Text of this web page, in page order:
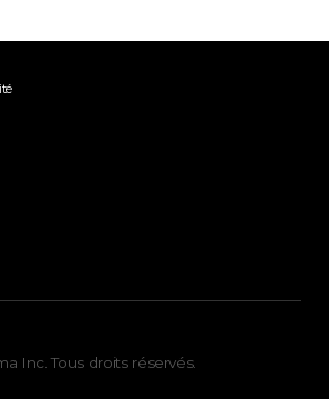
Inc. Tous droits réservés.